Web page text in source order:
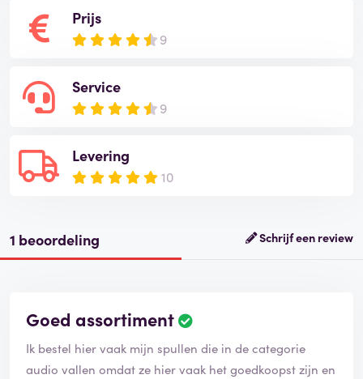
Prijs
9
Service
9
Levering
10
1 beoordeling Schrijf een review
Goed assortiment
Ik bestel hier vaak mijn spullen die in de categorie
audio vallen omdat ze hier vaak het goedkoopst zijn en